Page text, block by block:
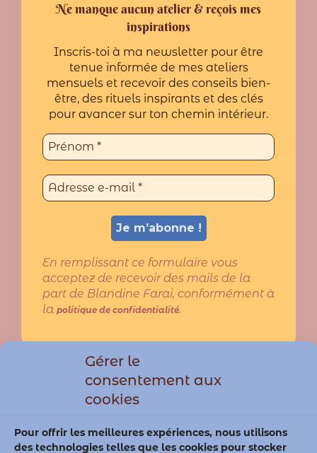
Gérer le
consentement aux
cookies
Pour offrir les meilleures expériences, nous utilisons
des technologies telles que les cookies pour stocker
Ne manque aucun atelier & reçois mes
inspirations
Inscris-toi à ma newsletter pour être
tenue informée de mes ateliers
mensuels et recevoir des conseils bien-
être, des rituels inspirants et des clés
pour avancer sur ton chemin intérieur.
En remplissant ce formulaire vous
acceptez de recevoir des mails de la
part de Blandine Farai, conformément à
la politique de confidentialité.
Qui suis-je ?
Mentions Légales & CGV
Politique de cookies (UE)